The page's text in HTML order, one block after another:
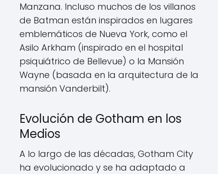
Manzana. Incluso muchos de los villanos
de Batman están inspirados en lugares
emblemáticos de Nueva York, como el
Asilo Arkham (inspirado en el hospital
psiquiátrico de Bellevue) o la Mansión
Wayne (basada en la arquitectura de la
mansión Vanderbilt).
Evolución de Gotham en los
Medios
A lo largo de las décadas, Gotham City
ha evolucionado y se ha adaptado a